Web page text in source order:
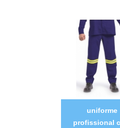
uniforme
profissional